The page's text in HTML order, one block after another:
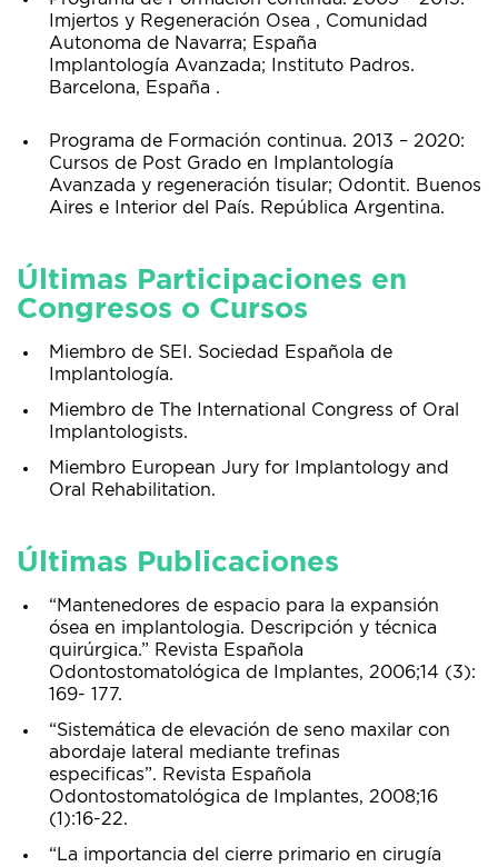
Imjertos y Regeneración Osea , Comunidad
Autonoma de Navarra; España
Implantología Avanzada; Instituto Padros.
Barcelona, España .
Programa de Formación continua. 2013 – 2020:
Cursos de Post Grado en Implantología
Avanzada y regeneración tisular; Odontit. Buenos
Aires e Interior del País. República Argentina.
Últimas Participaciones en
Congresos o Cursos
Miembro de SEI. Sociedad Española de
Implantología.
Miembro de The International Congress of Oral
Implantologists.
Miembro European Jury for Implantology and
Oral Rehabilitation.
Últimas Publicaciones
“Mantenedores de espacio para la expansión
ósea en implantologia. Descripción y técnica
quirúrgica.” Revista Española
Odontostomatológica de Implantes, 2006;14 (3):
169- 177.
“Sistemática de elevación de seno maxilar con
abordaje lateral mediante trefinas
especificas”. Revista Española
Odontostomatológica de Implantes, 2008;16
(1):16-22.
“La importancia del cierre primario en cirugía